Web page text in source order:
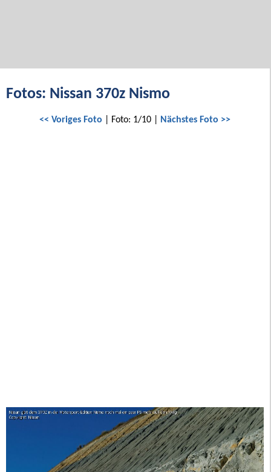
Fotos: Nissan 370z Nismo
<< Voriges Foto | Foto: 1/10 | Nächstes Foto >>